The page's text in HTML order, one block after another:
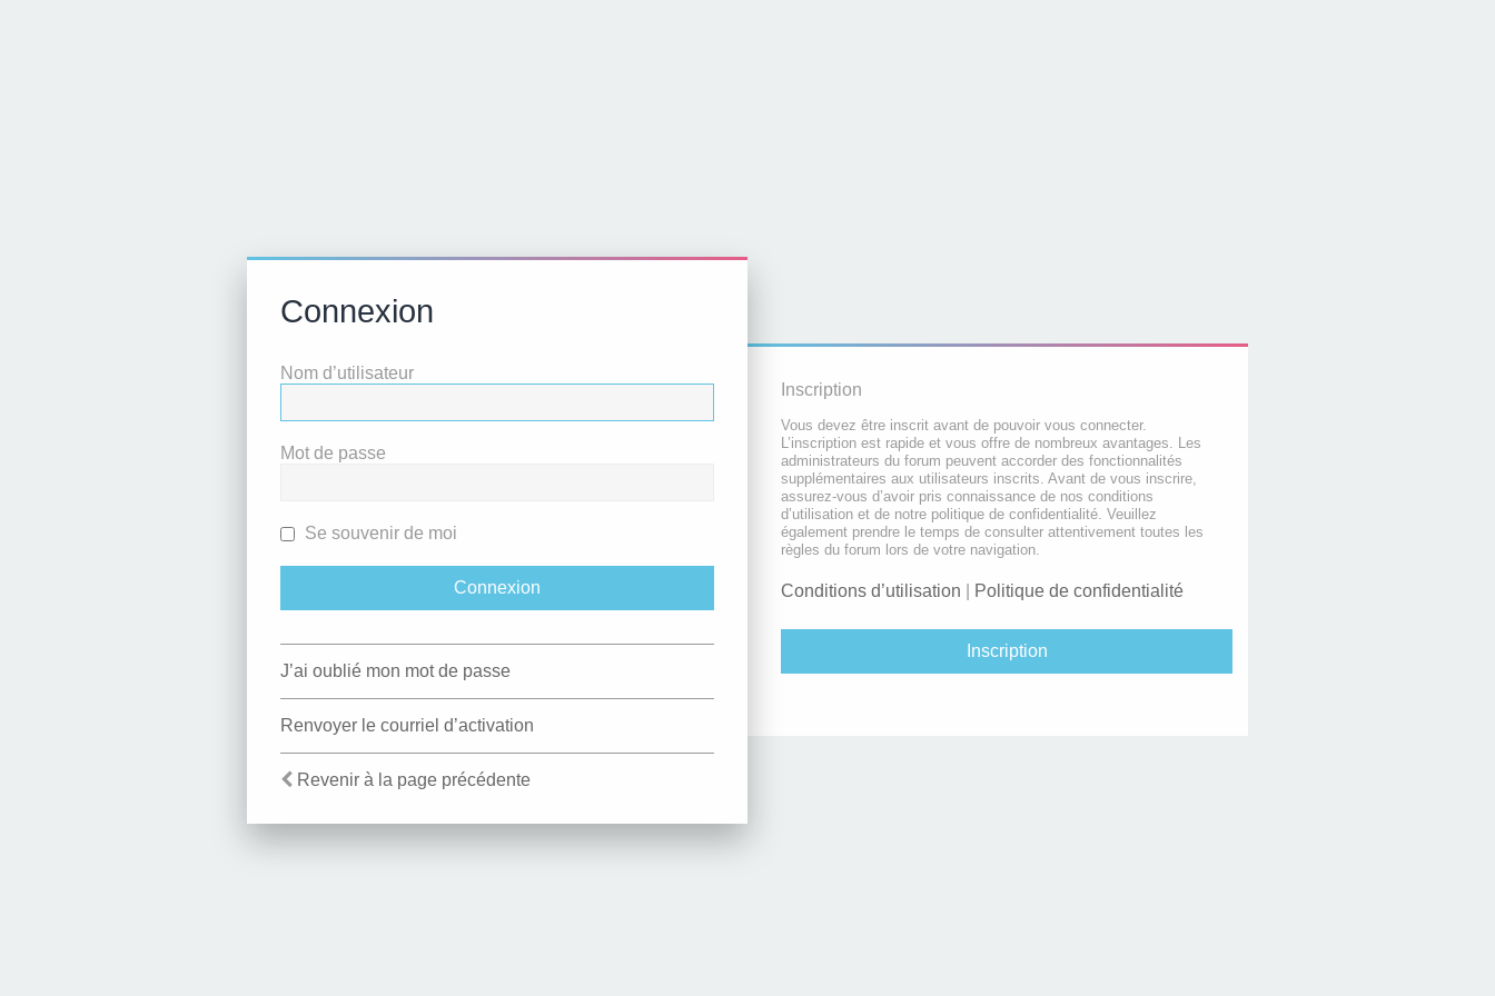
Connexion
Nom d’utilisateur
Mot de passe
Se souvenir de moi
J’ai oublié mon mot de passe
Renvoyer le courriel d’activation
Revenir à la page précédente
Inscription
Vous devez être inscrit avant de pouvoir vous connecter.
L’inscription est rapide et vous offre de nombreux avantages. Les
administrateurs du forum peuvent accorder des fonctionnalités
supplémentaires aux utilisateurs inscrits. Avant de vous inscrire,
assurez-vous d’avoir pris connaissance de nos conditions
d’utilisation et de notre politique de confidentialité. Veuillez
également prendre le temps de consulter attentivement toutes les
règles du forum lors de votre navigation.
Conditions d’utilisation Politique de confidentialité
Inscription